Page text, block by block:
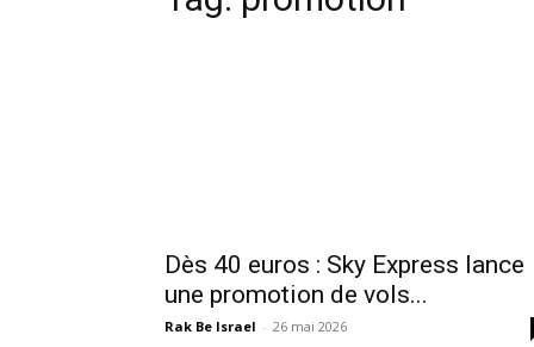
Dès 40 euros : Sky Express lance
une promotion de vols...
Rak Be Israel - 26 mai 2026